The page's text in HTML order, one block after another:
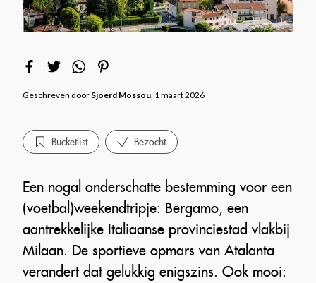
Geschreven door Sjoerd Mossou, 1 maart 2026
Bucketlist Bezocht
Een nogal onderschatte bestemming voor een
(voetbal)weekendtripje: Bergamo, een
aantrekkelijke Italiaanse provinciestad vlakbij
Milaan. De sportieve opmars van Atalanta
verandert dat gelukkig enigszins. Ook mooi: